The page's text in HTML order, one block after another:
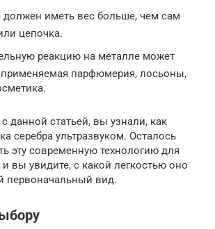
должен иметь вес больше, чем сам
цепочка.
реакцию на металле может
парфюмерия, лосьоны,
данной статьей, вы узнали, как
серебра ультразвуком. Осталось
эту современную технологию для
вы увидите, с какой легкостью оно
первоначальный вид.